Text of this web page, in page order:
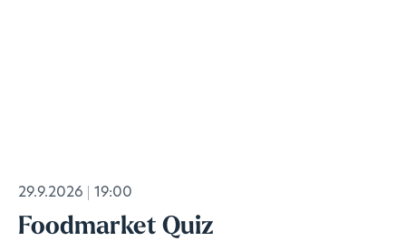
29.9.2026 19:00
Foodmarket Quiz